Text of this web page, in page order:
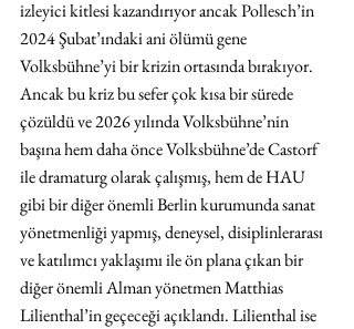
izleyici kitlesi kazandırıyor ancak Pollesch’in
2024 Şubat’ındaki ani ölümü gene
Volksbühne’yi bir krizin ortasında bırakıyor.
Ancak bu kriz bu sefer çok kısa bir sürede
çözüldü ve 2026 yılında Volksbühne’nin
başına hem daha önce Volksbühne’de Castorf
ile dramaturg olarak çalışmış, hem de HAU
gibi bir diğer önemli Berlin kurumunda sanat
yönetmenliği yapmış, deneysel, disiplinlerarası
ve katılımcı yaklaşımı ile ön plana çıkan bir
diğer önemli Alman yönetmen Matthias
Lilienthal’in geçeceği açıklandı. Lilienthal ise